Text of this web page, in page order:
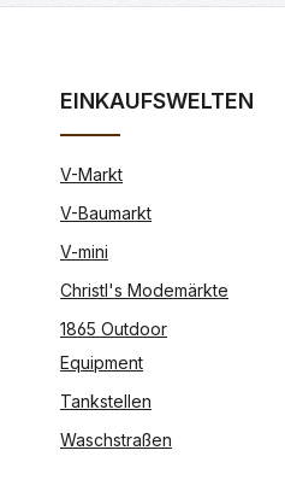
EINKAUFSWELTEN
V-Markt
V-Baumarkt
V-mini
Christl's Modemärkte
1865 Outdoor
Equipment
Tankstellen
Waschstraßen